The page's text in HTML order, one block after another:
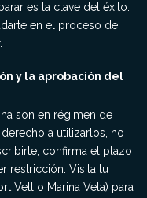
es la clave del éxito.
en el proceso de
y la aprobación del
son en régimen de
a utilizarlos, no
confirma el plazo
restricción. Visita tu
Vell o Marina Vela) para